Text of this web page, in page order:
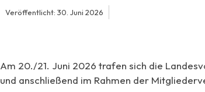
Veröffentlicht: 30. Juni 2026
Am 20./21. Juni 2026 trafen sich die
und anschließend im Rahmen der